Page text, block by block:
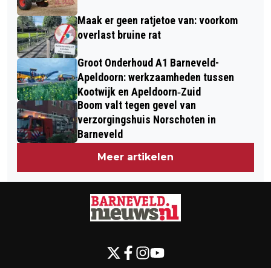
Maak er geen ratjetoe van: voorkom
overlast bruine rat
Groot Onderhoud A1 Barneveld-
Apeldoorn: werkzaamheden tussen
Kootwijk en Apeldoorn‐Zuid
Boom valt tegen gevel van
verzorgingshuis Norschoten in
Barneveld
Meer artikelen